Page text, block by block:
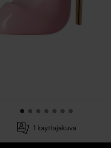
1 käyttäjäkuva